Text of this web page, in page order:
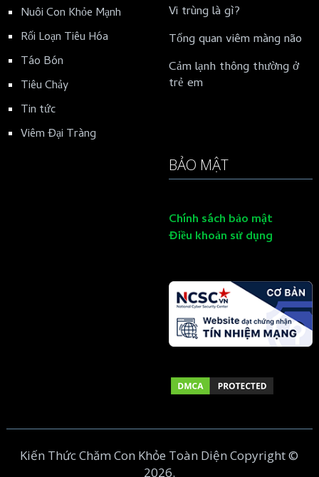
Nuôi Con Khỏe Mạnh
Rối Loạn Tiêu Hóa
Táo Bón
Tiêu Chảy
Tin tức
Viêm Đại Tràng
Vi trùng là gì?
Tổng quan viêm màng não
Cảm lạnh thông thường ở
trẻ em
BẢO MẬT
Chính sách bảo mật
Điều khoản sử dụng
Kiến Thức Chăm Con Khỏe Toàn Diện Copyright ©
2026.